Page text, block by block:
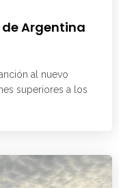
de Argentina
al nuevo
superiores a los